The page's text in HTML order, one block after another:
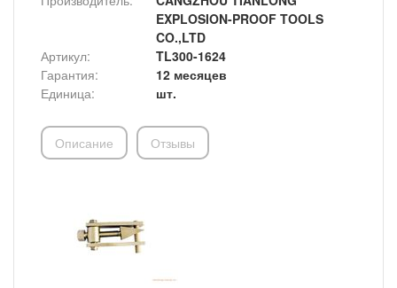
EXPLOSION-PROOF TOOLS
CO.,LTD
Артикул:
TL300-1624
Гарантия:
12 месяцев
Единица: шт.
Описание Отзывы